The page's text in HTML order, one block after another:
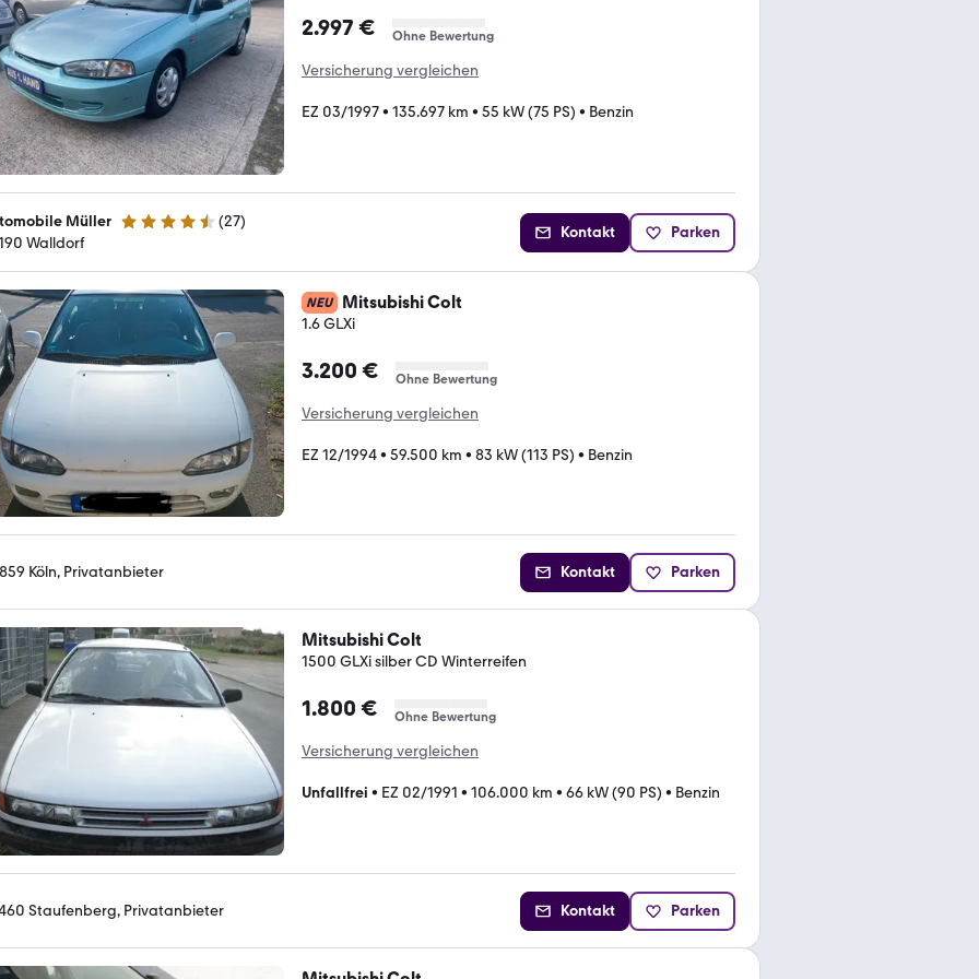
2.997 € Ohne Bewertung
Versicherung vergleichen
EZ 03/1997• 135.697 km • 55 kW (75 PS) • Benzin
Müller 4.5 Sterne (27)
Walldorf
Kontakt Parken
NEU Mitsubishi Colt
1.6 GLXi
3.200 € Ohne Bewertung
Versicherung vergleichen
EZ 12/1994• 59.500 km • 83 kW (113 PS) • Benzin
Köln, Privatanbieter Kontakt Parken
Mitsubishi Colt
1500 GLXi silber CD Winterreifen
1.800 € Ohne Bewertung
Versicherung vergleichen
Unfallfrei • EZ 02/1991 • 106.000 km • 66 kW (90 PS) • Benzin
Staufenberg, Privatanbieter Kontakt Parken